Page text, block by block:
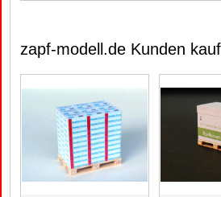
zapf-modell.de Kunden